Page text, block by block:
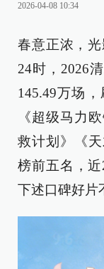
2026-04-08 10:34
春意正浓，
24时，2026
145.49万场
《超级马力
救计划》《
榜前五名，
下述口碑好片